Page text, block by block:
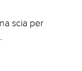
scia per